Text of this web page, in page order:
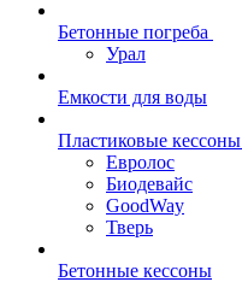
Бетонные погреба
Урал
Емкости для воды
Пластиковые кессоны
Евролос
Биодевайс
GoodWay
Тверь
Бетонные кессоны